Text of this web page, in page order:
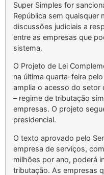
Super Simples for
República sem quaisquer
discussões judiciais a
entre as empresas que
sistema.
O Projeto de Lei
na última quarta-feira
amplia o acesso do setor
– regime de tributação
empresas. O projeto
presidencial.
O texto aprovado pelo
empresa de serviços,
milhões por ano, poderá
tributação. As empresas